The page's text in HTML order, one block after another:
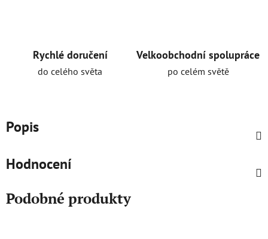
Rychlé doručení
do celého světa
Velkoobchodní spolupráce
po celém světě
Popis
Hodnocení
Podobné produkty